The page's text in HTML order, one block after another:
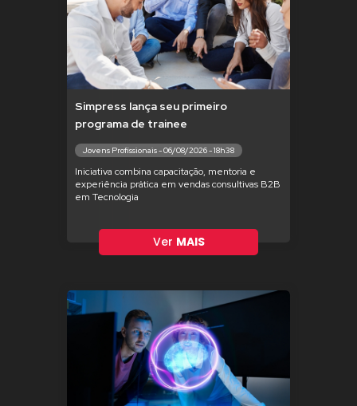
Simpress lança seu primeiro
programa de trainee
Jovens Profissionais - 06/08/2026 - 18h38
Iniciativa combina capacitação, mentoria e
experiência prática em vendas consultivas B2B
em Tecnologia
Ver MAIS